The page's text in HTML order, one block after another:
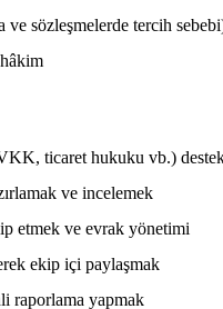
sözleşmelerde tercih
ticaret hukuku vb.)
ve incelemek
etmek ve evrak yönetimi
ekip içi paylaşmak
raporlama yapmak